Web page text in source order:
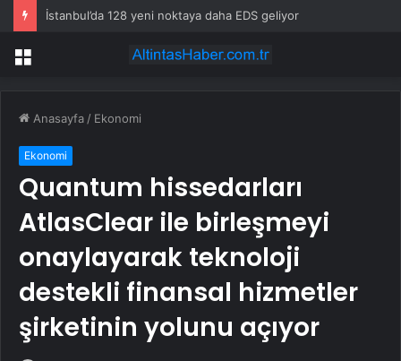
İstanbul’da 128 yeni noktaya daha EDS geliyor
Menü
Anasayfa / Ekonomi
Ekonomi
Quantum hissedarları
AtlasClear ile birleşmeyi
onaylayarak teknoloji
destekli finansal hizmetler
şirketinin yolunu açıyor